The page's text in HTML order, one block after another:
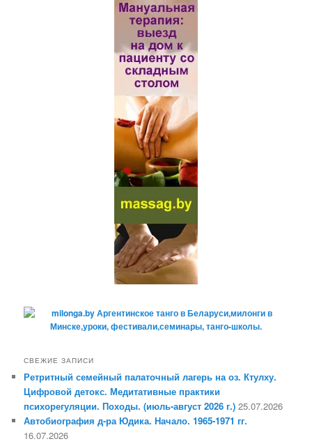
СВЕЖИЕ ЗАПИСИ
Ретритный семейный палаточный лагерь на оз. Ктулху.
Цифровой детокс. Медитативные практики
психорегуляции. Походы. (июль-август 2026 г.) 25.07.2026
Автобиография д-ра Юдика. Начало. 1965-1971 гг.
16.07.2026